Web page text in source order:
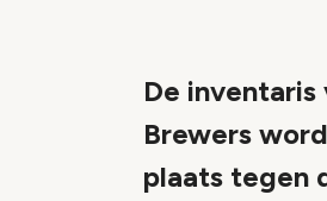
De
Brewers
plaats tegen